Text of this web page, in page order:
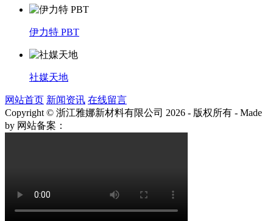
伊力特 PBT
社媒天地
网站首页 新闻资讯 在线留言
Copyright © 浙江雅娜新材料有限公司 2026 - 版权所有 - Made
by 网站备案：